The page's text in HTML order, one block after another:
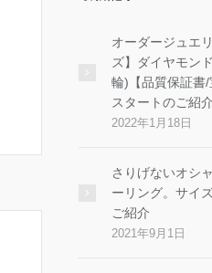
オーダージュエ
ズ】ダイヤモン
輪)【品質保証書
スタートのご紹介
2022年1月18日
さりげないオシ
ーリング。サイ
ご紹介
2021年9月1日